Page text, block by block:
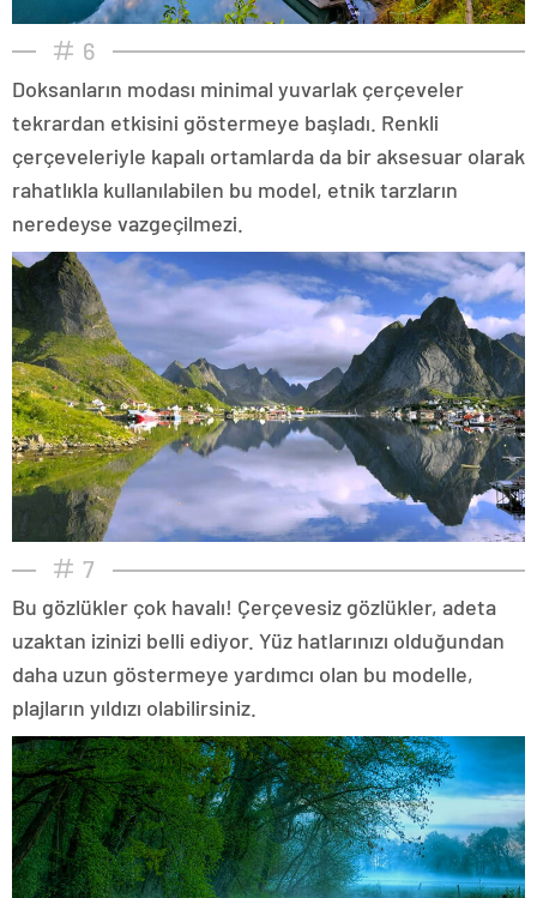
6
Doksanların modası minimal yuvarlak çerçeveler
tekrardan etkisini göstermeye başladı. Renkli
çerçeveleriyle kapalı ortamlarda da bir aksesuar olarak
rahatlıkla kullanılabilen bu model, etnik tarzların
neredeyse vazgeçilmezi.
7
Bu gözlükler çok havalı! Çerçevesiz gözlükler, adeta
uzaktan izinizi belli ediyor. Yüz hatlarınızı olduğundan
daha uzun göstermeye yardımcı olan bu modelle,
plajların yıldızı olabilirsiniz.